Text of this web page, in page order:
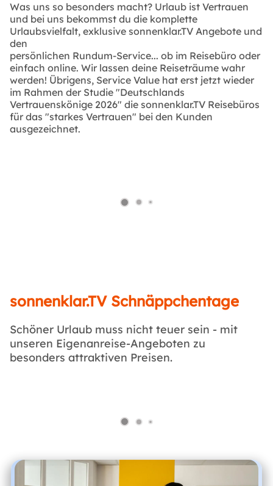
Was uns so besonders macht? Urlaub ist Vertrauen
und bei uns bekommst du die komplette
Urlaubsvielfalt, exklusive sonnenklar.TV Angebote und
den
persönlichen Rundum-Service... ob im Reisebüro oder
einfach online. Wir lassen deine Reiseträume wahr
werden! Übrigens, Service Value hat erst jetzt wieder
im Rahmen der Studie "Deutschlands
Vertrauenskönige 2026" die sonnenklar.TV Reisebüros
für das "starkes Vertrauen" bei den Kunden
ausgezeichnet.
sonnenklar.TV Schnäppchentage
Schöner Urlaub muss nicht teuer sein - mit
unseren Eigenanreise-Angeboten zu
besonders attraktiven Preisen.